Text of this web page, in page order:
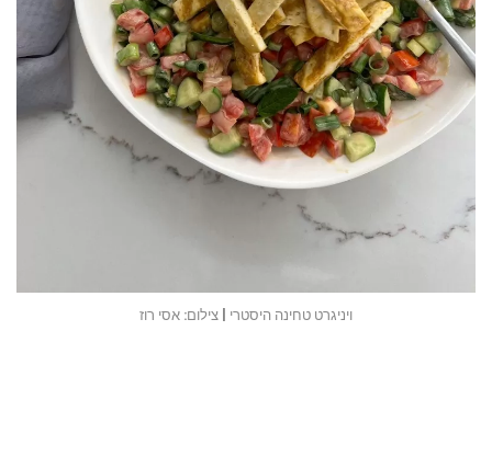
ויניגרט טחינה היסטרי | צילום: אסי רוז